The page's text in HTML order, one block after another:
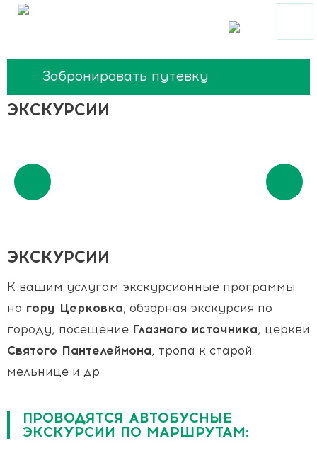
Забронировать путевку
ЭКСКУРСИИ
ЭКСКУРСИИ
К вашим услугам экскурсионные программы
на гору Церковка; обзорная экскурсия по
городу, посещение Глазного источника, церкви
Святого Пантелеймона, тропа к старой
мельнице и др.
ПРОВОДЯТСЯ АВТОБУСНЫЕ
ЭКСКУРСИИ ПО МАРШРУТАМ: